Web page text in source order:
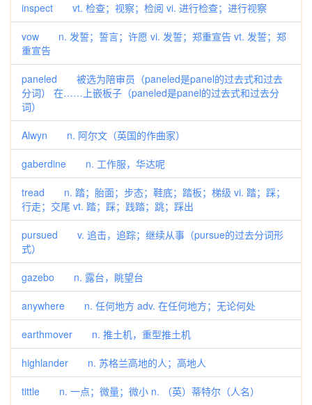
inspect vt. 检查；视察；检阅 vi. 进行检查；进行视察
vow n. 发誓；誓言；许愿 vi. 发誓；郑重宣告 vt. 发誓；郑
重宣告
paneled 被选为陪审员（paneled是panel的过去式和过去
分词） 在……上嵌板子（paneled是panel的过去式和过去分
词）
Alwyn n. 阿尔文（英国的作曲家）
gaberdine n. 工作服，华达呢
tread n. 踏；胎面；步态；鞋底；踏板；梯级 vi. 踏；踩；
行走；交尾 vt. 踏；踩；践踏；跳；踩出
pursued v. 追击，追踪；继续从事（pursue的过去分词形
式）
gazebo n. 露台，眺望台
anywhere n. 任何地方 adv. 在任何地方；无论何处
earthmover n. 推土机，重型推土机
highlander n. 苏格兰高地的人；高地人
tittle n. 一点；微量；微小 n. （英）蒂特尔（人名）